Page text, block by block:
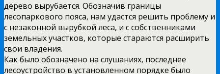
дерево вырубается. Обозначив границы
лесопаркового пояса, нам удастся решить проблему и
с незаконной вырубкой леса, и с собственниками
земельных участков, которые стараются расширить
свои владения.
Как было обозначено на слушаниях, последнее
лесоустройство в установленном порядке было